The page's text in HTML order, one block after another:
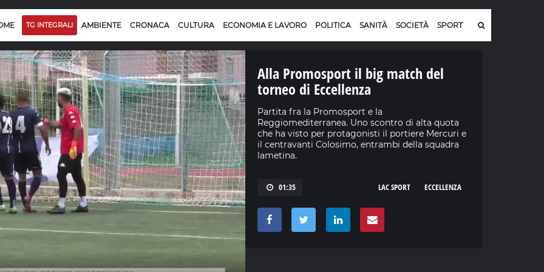
TG INTEGRALI AMBIENTE CRONACA CULTURA ECONOMIA E LAVORO POLITICA SANITÀ SOCIETÀ SPORT
Alla Promosport il big match del
torneo di Eccellenza
Partita fra la Promosport e la
Reggiomediterranea. Uno scontro di alta quota
che ha visto per protagonisti il portiere Mercuri e
il centravanti Colosimo, entrambi della squadra
lametina.
01:35 ECCELLENZA
LAC SPORT